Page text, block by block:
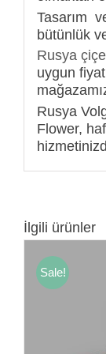
Tasarım
bütünlük
Rusya
uygun
Rusya
Flower,
İlgili ürünler
Sale!